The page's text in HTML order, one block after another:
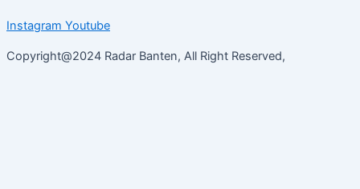
Instagram Youtube
Copyright@2024 Radar Banten, All Right Reserved,